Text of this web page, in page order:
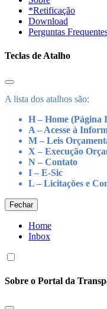
*Retificação
Download
Perguntas
Teclas de Atalho
A lista dos atalhos são:
H – Home (Página
A – Acesse à
M – Leis
X – Execução
N – Contato
I – E-Sic
L – Licitações e
Fechar
Home
Inbox
Sobre o Portal da